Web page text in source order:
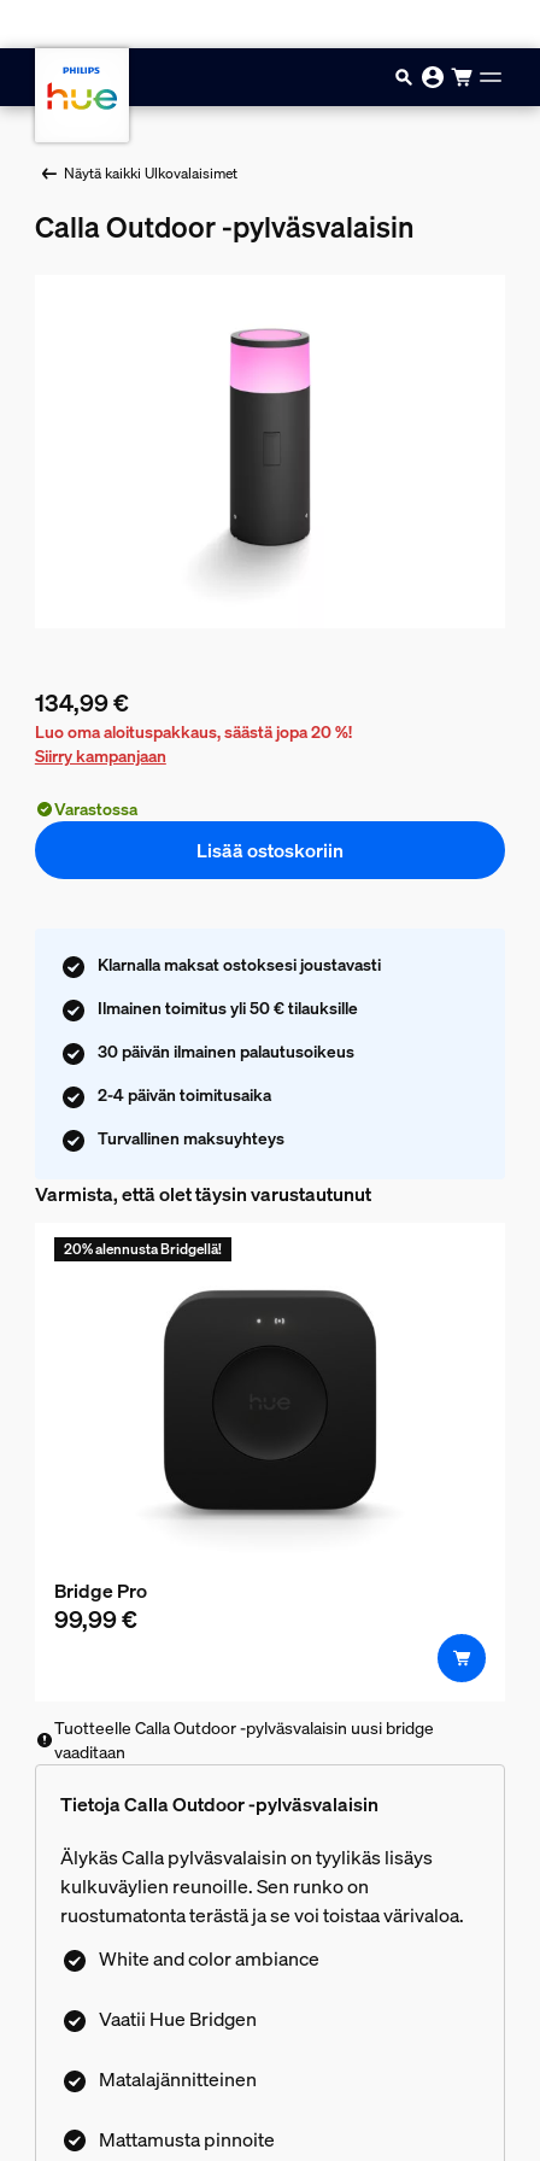
Näytä kaikki Ulkovalaisimet
Calla Outdoor -pylväsvalaisin
Nykyinen hinta on 134,99 €
134,99 €
Luo oma aloituspakkaus, säästä jopa 20 %!
Siirry kampanjaan
Varastossa
Lisää ostoskoriin
Klarnalla maksat ostoksesi joustavasti
Ilmainen toimitus yli 50 € tilauksille
30 päivän ilmainen palautusoikeus
2-4 päivän toimitusaika
Turvallinen maksuyhteys
Varmista, että olet täysin varustautunut
20% alennusta Bridgellä!
Bridge Pro
99,99 €
Tuotteelle Calla Outdoor -pylväsvalaisin uusi bridge
vaaditaan
Tietoja Calla Outdoor -pylväsvalaisin
Älykäs Calla pylväsvalaisin on tyylikäs lisäys
kulkuväylien reunoille. Sen runko on
ruostumatonta terästä ja se voi toistaa värivaloa.
White and color ambiance
Vaatii Hue Bridgen
Matalajännitteinen
Mattamusta pinnoite